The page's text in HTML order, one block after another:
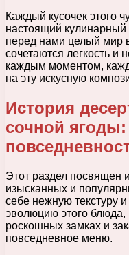
Каждый кусочек этого
настоящий
перед нами целый мир
сочетаются легкость и
каждым моментом,
на эту искусную
История
сочной
Этот раздел посвящен
изысканных и
себе нежную текстуру
эволюцию этого блюда,
роскошных замках и
повседневное меню.